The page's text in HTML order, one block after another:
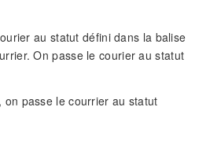
au statut défini dans la balise
On passe le courier au statut
passe le courrier au statut